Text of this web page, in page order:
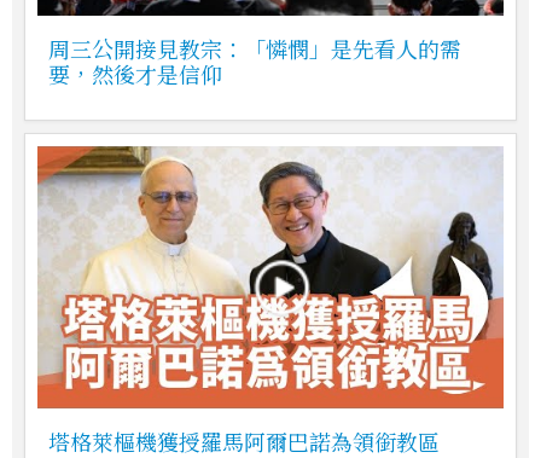
周三公開接見教宗：「憐憫」是先看人的需
要，然後才是信仰
塔格萊樞機獲授羅馬阿爾巴諾為領銜教區